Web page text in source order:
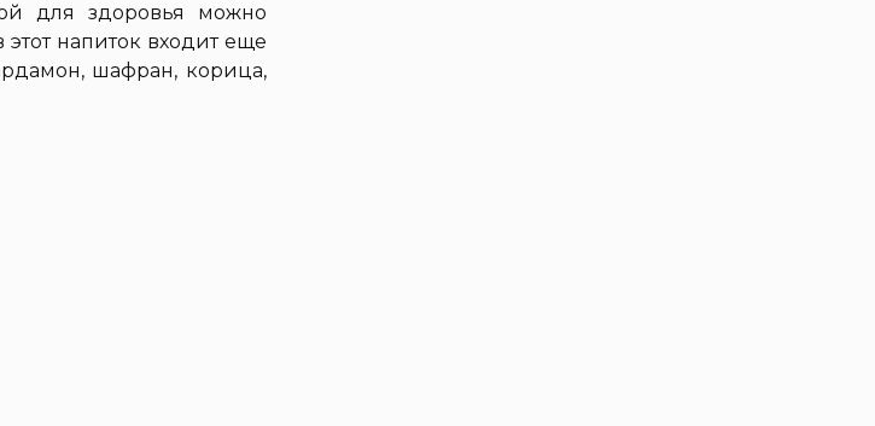
для здоровья можно
напиток входит еще
шафран, корица,